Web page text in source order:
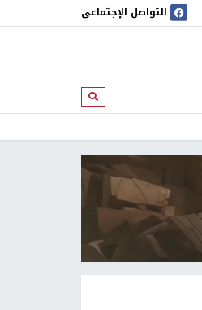
التواصل الإجتماعي
ابحث